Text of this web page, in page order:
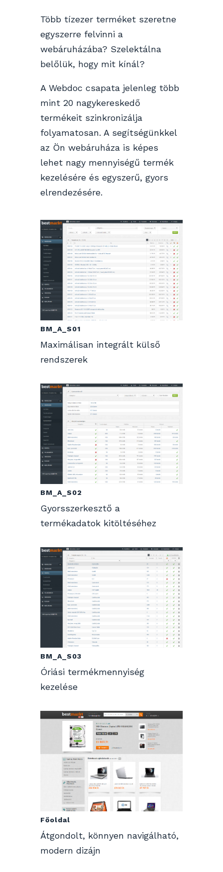
Több tízezer terméket szeretne
egyszerre felvinni a
webáruházába? Szelektálna
belőlük, hogy mit kínál?
A Webdoc csapata jelenleg több
mint 20 nagykereskedő
termékeit szinkronizálja
folyamatosan. A segítségünkkel
az Ön webáruháza is képes
lehet nagy mennyiségű termék
kezelésére és egyszerű, gyors
elrendezésére.
BM_A_S01
Maximálisan integrált külső
rendszerek
BM_A_S02
Gyorsszerkesztő a
termékadatok kitöltéséhez
BM_A_S03
Óriási termékmennyiség
kezelése
Főoldal
Átgondolt, könnyen navigálható,
modern dizájn